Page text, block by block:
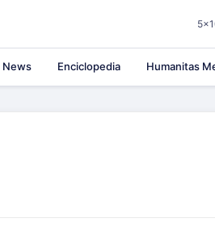
News Enciclopedia Humanitas